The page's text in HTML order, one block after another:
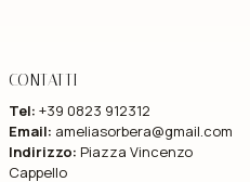
CONTATTI
Tel: +39 0823 912312
Email: ameliasorbera@gmail.com
Indirizzo: Piazza Vincenzo
Cappello